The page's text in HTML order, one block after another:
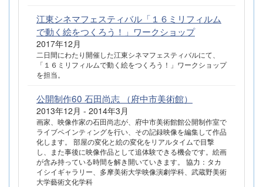
江東シネマフェスティバル「１６ミリフィルム
で動く絵をつくろう！」ワークショップ
2017年12月
二日間にわたり開催した江東シネマフェスティバルにて、
「１６ミリフィルムで動く絵をつくろう！」ワークショップ
を担当。
公開制作60 石田尚志 （府中市美術館）
2013年12月 - 2014年3月
画家、映像作家の石田尚志が、府中市美術館館公開制作室で
ライブペインティングを行い、その記録映像を編集して作品
化します。 部屋の変化と絵の変化をリアルタイムで目撃
し、また事後に映像作品として追体験できる機会です。絵画
が含み持っている時間を解き開いていきます。 協力：タカ
イシイギャラリー、多摩美術大学映像演劇学科、武蔵野美術
大学藝術文化学科